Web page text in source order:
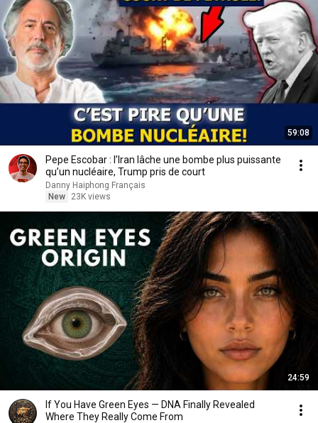
59:08
Pepe Escobar : l’Iran lâche une bombe plus puissante
qu’un nucléaire, Trump pris de court
Danny Haiphong Français
New
23K views
24:59
If You Have Green Eyes — DNA Finally Revealed
Where They Really Come From